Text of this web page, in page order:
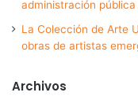
administración
La Colección de Arte
obras de artistas
Archivos